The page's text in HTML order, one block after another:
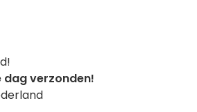
dag verzonden!